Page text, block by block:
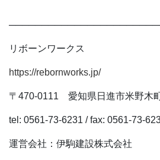
リボーンワークス
https://rebornworks.jp/
〒470-0111 愛知県日進市米野木
tel: 0561-73-6231 / fax: 0561-73-
運営会社：伊駒建設株式会社